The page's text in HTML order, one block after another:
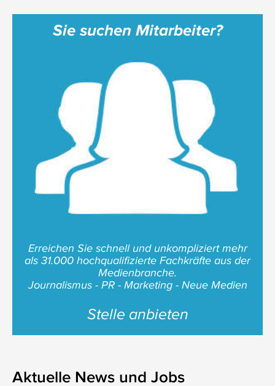
Sie suchen Mitarbeiter?
Erreichen Sie schnell und unkompliziert mehr
als 31.000 hochqualifizierte Fachkräfte aus der
Medienbranche.
Journalismus - PR - Marketing - Neue Medien
Stelle anbieten
Aktuelle News und Jobs